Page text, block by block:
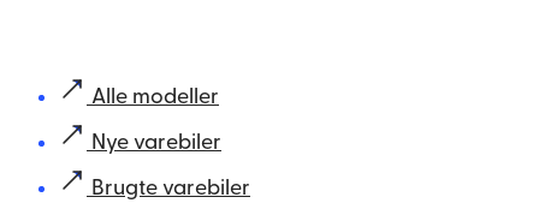
Alle modeller
Nye varebiler
Brugte varebiler